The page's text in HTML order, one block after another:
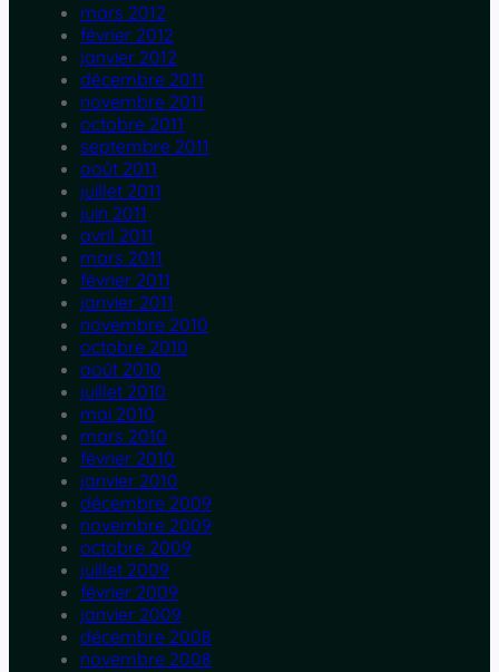
mars 2012
février 2012
janvier 2012
décembre 2011
novembre 2011
octobre 2011
septembre 2011
août 2011
juillet 2011
juin 2011
avril 2011
mars 2011
février 2011
janvier 2011
novembre 2010
octobre 2010
août 2010
juillet 2010
mai 2010
mars 2010
février 2010
janvier 2010
décembre 2009
novembre 2009
octobre 2009
juillet 2009
février 2009
janvier 2009
décembre 2008
novembre 2008